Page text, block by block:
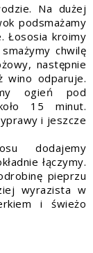
Na dużej
podsmażamy
Łososia kroimy
chwilę
następnie
wino odparuje.
ogień pod
15 minut.
i jeszcze
dodajemy
łączymy.
pieprzu
wyrazista w
i świeżo